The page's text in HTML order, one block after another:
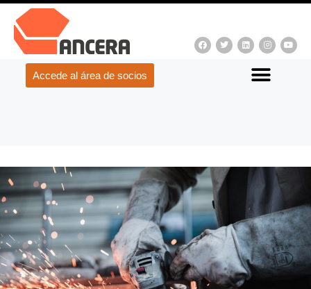
Accede al área de socios